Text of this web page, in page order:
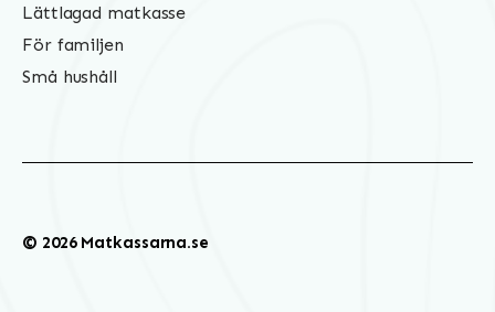
Lättlagad matkasse
För familjen
Små hushåll
© 2026 Matkassarna.se